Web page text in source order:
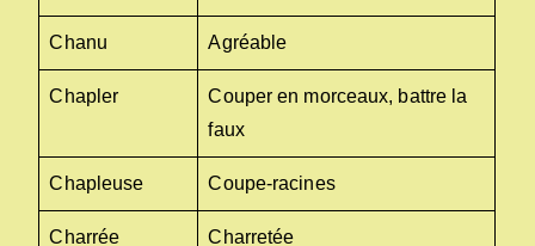
Chanu Agréable
Chapler
Couper en morceaux, battre la
faux
Chapleuse Coupe-racines
Charrée Charretée